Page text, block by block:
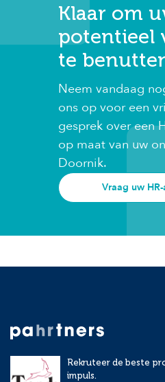
Klaar om
potentieel
te
Neem vandaag
ons op voor een
gesprek over een
op maat van uw
Doornik.
Vraag uw
Rekruteer de beste
impuls.